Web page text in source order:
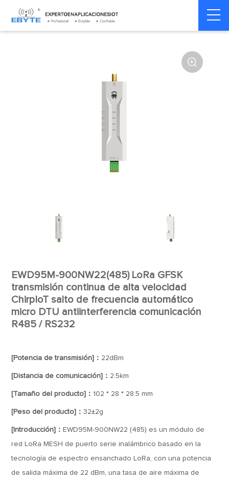
Home > Módem >
inalámbrico

EWD95M-900NW22(485) LoRa GFSK
transmisión continua de alta velocidad
ChirpIoT salto de frecuencia automático
micro DTU antiinterferencia comunicación
R485 / RS232
[Potencia de transmisión]： 22dBm
[Distancia de comunicación]： 2.5km
[Tamaño del producto]： 102 * 28 * 28.5 mm
[Peso del producto]：32±2g
[Introducción]： EWD95M-900NW22 (485) es un módulo de
red LoRa MESH de puerto serie inalámbrico basado en la
tecnología de espectro ensanchado LoRa, con una potencia
de salida máxima de 22 dBm, una tasa de aire máxima de